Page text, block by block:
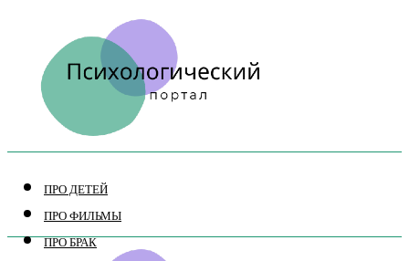
ПРО ДЕТЕЙ
ПРО ФИЛЬМЫ
ПРО БРАК